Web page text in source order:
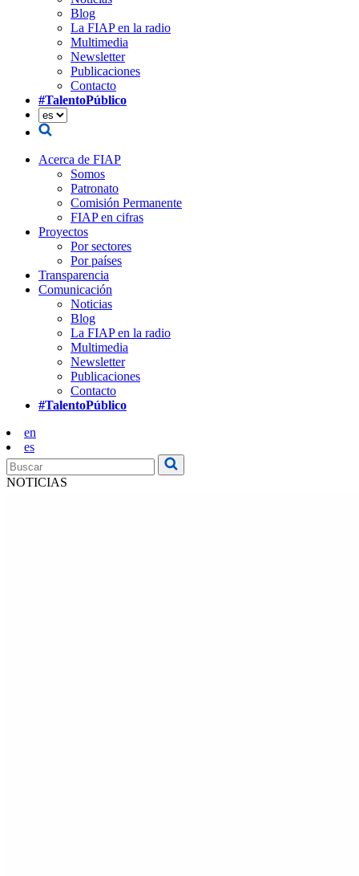
Blog
La FIAP en la radio
Multimedia
Newsletter
Publicaciones
Contacto
#TalentoPúblico
Acerca de FIAP
Somos
Patronato
Comisión Permanente
FIAP en cifras
Proyectos
Por sectores
Por países
Transparencia
Comunicación
Noticias
Blog
La FIAP en la radio
Multimedia
Newsletter
Publicaciones
Contacto
#TalentoPúblico
en
es
NOTICIAS